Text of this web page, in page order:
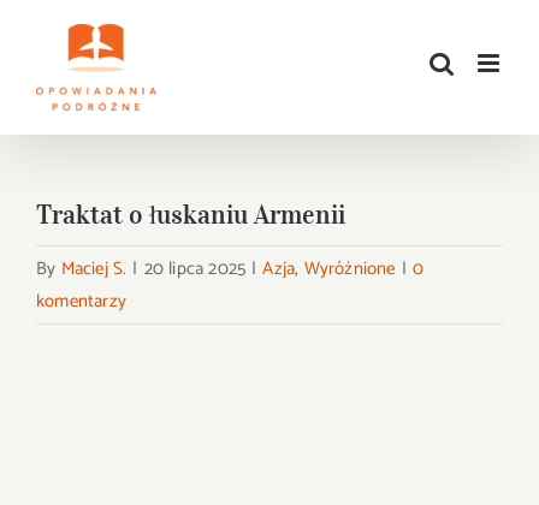
zawartości
Traktat o łuskaniu Armenii
By Maciej S. | 20 lipca 2025 | Azja, Wyróżnione | 0
komentarzy